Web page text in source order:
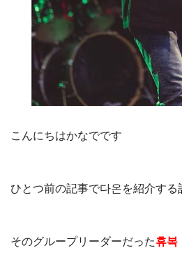
こんにちはかなでです
ひとつ前の記事で다온を紹介する
そのグループリーダーだった휴복